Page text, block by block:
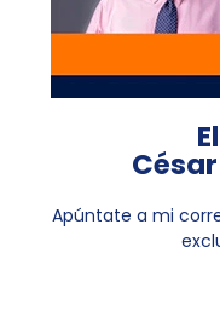
Apúntate a mi